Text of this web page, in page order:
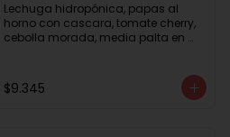
Lechuga hidropónica, papas al
horno con cascara, tomate cherry,
cebolla morada, media palta en
balsámica.
$9.345